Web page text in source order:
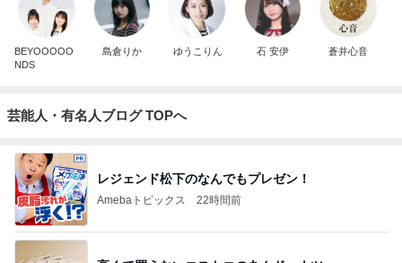
BEYOOOOO
NDS
島倉りか ゆうこりん 石 安伊 蒼井心音
芸能人・有名人ブログ TOPへ
レジェンド松下のなんでもプレゼン！
Amebaトピックス 22時間前